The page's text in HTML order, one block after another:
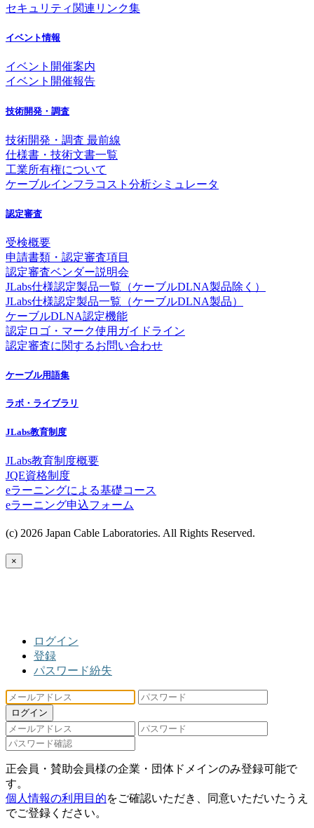
セキュリティ関連リンク集
イベント情報
イベント開催案内
イベント開催報告
技術開発・調査
技術開発・調査 最前線
仕様書・技術文書一覧
工業所有権について
ケーブルインフラコスト分析シミュレータ
認定審査
受検概要
申請書類・認定審査項目
認定審査ベンダー説明会
JLabs仕様認定製品一覧（ケーブルDLNA製品除く）
JLabs仕様認定製品一覧（ケーブルDLNA製品）
ケーブルDLNA認定機能
認定ロゴ・マーク使用ガイドライン
認定審査に関するお問い合わせ
ケーブル用語集
ラボ・ライブラリ
JLabs教育制度
JLabs教育制度概要
JQE資格制度
eラーニングによる基礎コース
eラーニング申込フォーム
(c) 2026 Japan Cable Laboratories. All Rights Reserved.
×
ログイン
登録
パスワード紛失
ログイン
正会員・賛助会員様の企業・団体ドメインのみ登録可能で
す。
個人情報の利用目的をご確認いただき、同意いただいたうえ
でご登録ください。